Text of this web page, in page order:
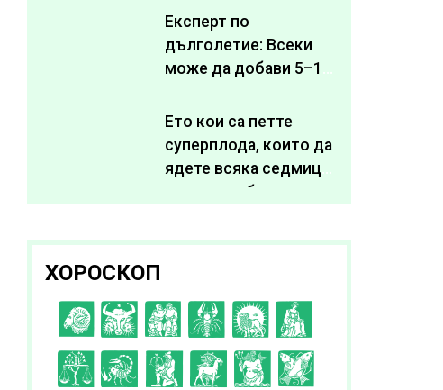
Експерт по
дълголетие: Всеки
може да добави 5–10
живота си
Ето кои са петте
суперплода, които да
ядете всяка седмица,
за да подобрите
ХОРОСКОП
C D EFGH
I J K L A B